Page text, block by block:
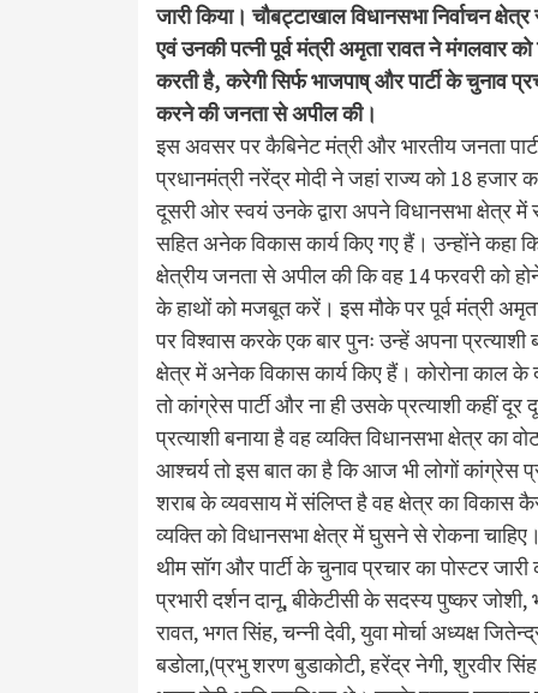
जारी किया। चौबट्टाखाल विधानसभा निर्वाचन
एवं उनकी पत्नी पूर्व मंत्री अमृता रावत ने मंगलवार
करती है, करेगी सिर्फ भाजपाष् और पार्टी के चुनाव
करने की जनता से अपील की।
इस अवसर पर कैबिनेट मंत्री और भारतीय जनता
प्रधानमंत्री नरेंद्र मोदी ने जहां राज्य को 18
दूसरी ओर स्वयं उनके द्वारा अपने विधानसभा क्षेत्र
सहित अनेक विकास कार्य किए गए हैं। उन्होंने कहा
क्षेत्रीय जनता से अपील की कि वह 14 फरवरी को
के हाथों को मजबूत करें। इस मौके पर पूर्व मंत्री
पर विश्वास करके एक बार पुनः उन्हें अपना
क्षेत्र में अनेक विकास कार्य किए हैं। कोरोना काल के
तो कांग्रेस पार्टी और ना ही उसके प्रत्याशी कहीं
प्रत्याशी बनाया है वह व्यक्ति विधानसभा क्षेत्र का
आश्चर्य तो इस बात का है कि आज भी लोगों कांग्रेस
शराब के व्यवसाय में संलिप्त है वह क्षेत्र का
व्यक्ति को विधानसभा क्षेत्र में घुसने से रोकना
थीम सॉग और पार्टी के चुनाव प्रचार का पोस्टर
प्रभारी दर्शन दानू, बीकेटीसी के सदस्य पुष्कर
रावत, भगत सिंह, चन्नी देवी, युवा मोर्चा अध्यक्ष
बडोला,(प्रभु शरण बुडाकोटी, हरेंद्र नेगी, शुरवीर